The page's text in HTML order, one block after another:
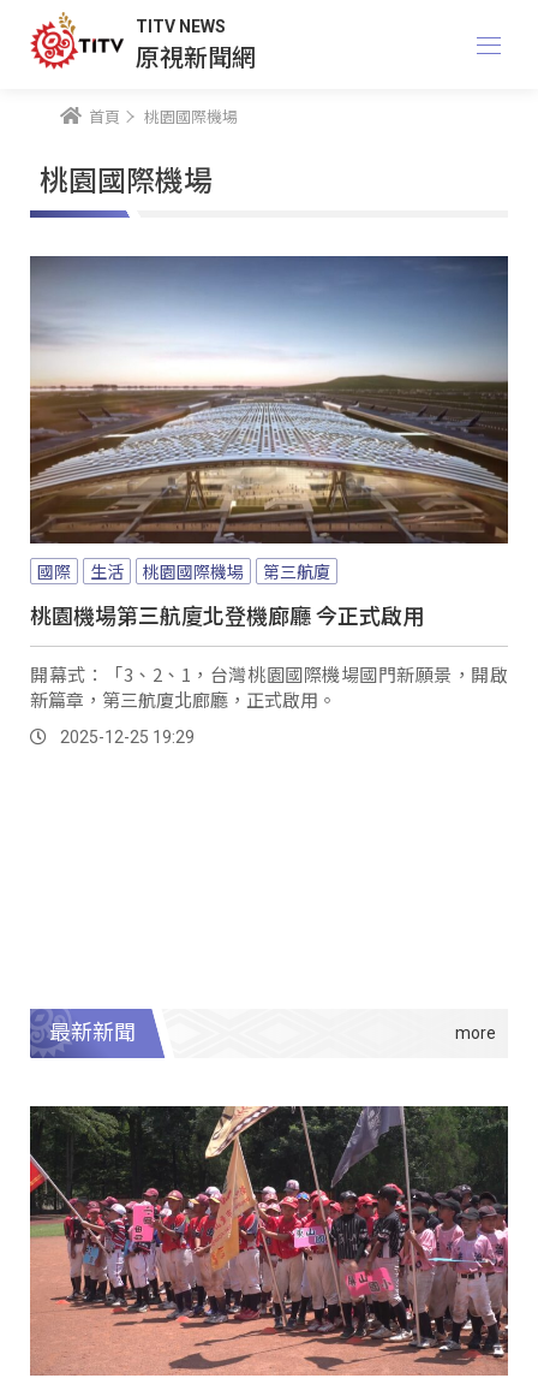
TITV NEWS
原視新聞網
首頁 桃園國際機場
桃園國際機場
國際 生活 桃園國際機場 第三航廈
桃園機場第三航廈北登機廊廳 今正式啟用
開幕式：「3、2、1，台灣桃園國際機場國門新願景，開啟
新篇章，第三航廈北廊廳，正式啟用。
2025-12-25 19:29
最新新聞